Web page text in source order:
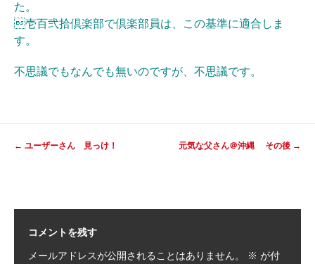
た。
壱百弐拾倶楽部で倶楽部員は、この基準に適合しま
す。
不思議でもなんでも無いのですが、不思議です。
ゲ
← ユーザーさん 見っけ！ 元気な父さん＠沖縄 その後 →
コメントを残す
メールアドレスが公開されることはありません。 ※ が付